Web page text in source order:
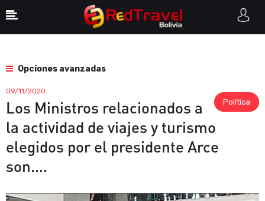
Opciones avanzadas
Política
09/11/2020
Los Ministros relacionados a
la actividad de viajes y turismo
elegidos por el presidente Arce
son….